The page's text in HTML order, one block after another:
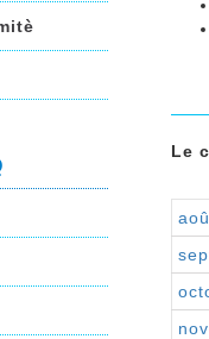
Le